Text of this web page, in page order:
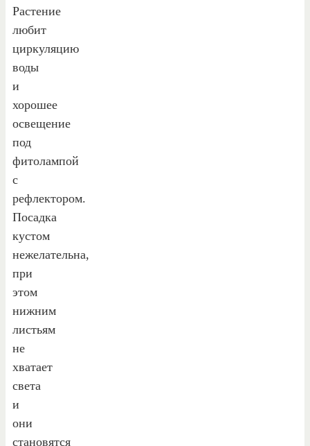
Растение
любит
циркуляцию
воды
и
хорошее
освещение
под
фитолампой
с
рефлектором.
Посадка
кустом
нежелательна,
при
этом
нижним
листьям
не
хватает
света
и
они
становятся